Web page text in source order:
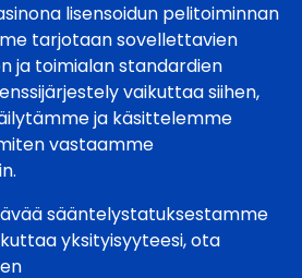
lisensoidun pelitoiminnan
tarjotaan sovellettavien
ja toimialan standardien
vaikuttaa siihen,
ja käsittelemme
vastaamme
sääntelystatuksestamme
yksityisyyteesi, ota